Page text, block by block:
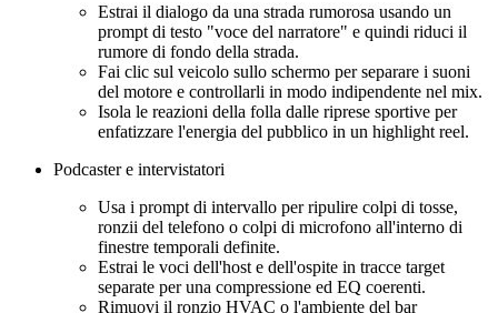
Estrai il dialogo da una strada rumorosa usando un
prompt di testo "voce del narratore" e quindi riduci il
rumore di fondo della strada.
Fai clic sul veicolo sullo schermo per separare i suoni
del motore e controllarli in modo indipendente nel mix.
Isola le reazioni della folla dalle riprese sportive per
enfatizzare l'energia del pubblico in un highlight reel.
Podcaster e intervistatori
Usa i prompt di intervallo per ripulire colpi di tosse,
ronzii del telefono o colpi di microfono all'interno di
finestre temporali definite.
Estrai le voci dell'host e dell'ospite in tracce target
separate per una compressione ed EQ coerenti.
Rimuovi il ronzio HVAC o l'ambiente del bar